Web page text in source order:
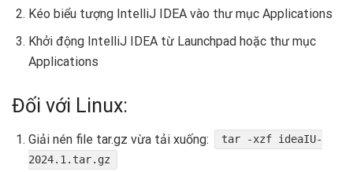
Kéo biểu tượng IntelliJ IDEA vào thư mục Applications
Khởi động IntelliJ IDEA từ Launchpad hoặc thư mục
Applications
Đối với Linux:
Giải nén file tar.gz vừa tải xuống:
tar -xzf ideaIU-
2024.1.tar.gz